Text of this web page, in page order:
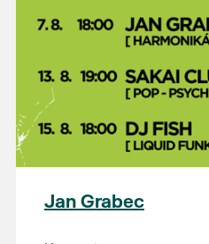
Jan Grabec